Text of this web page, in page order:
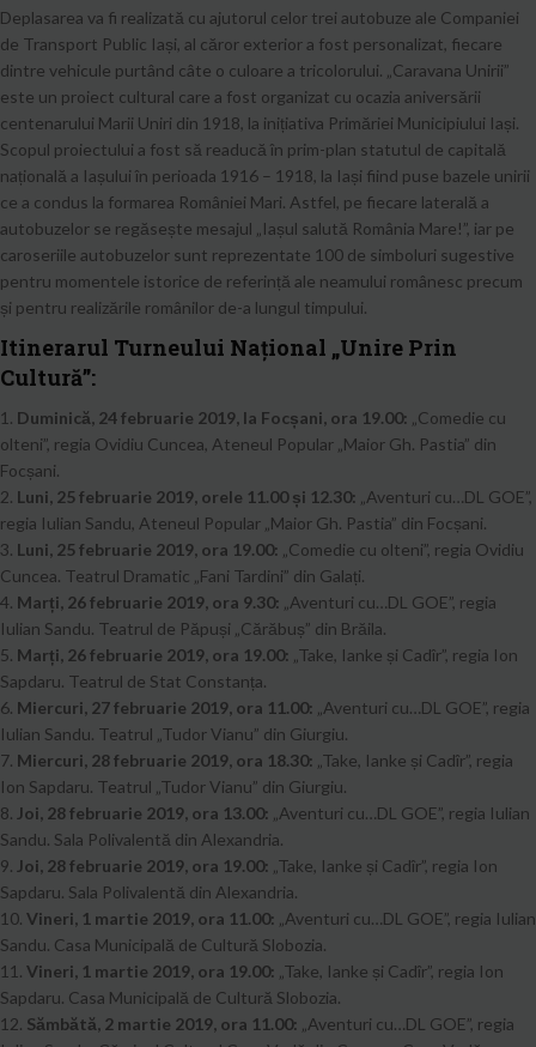
Deplasarea va fi realizată cu ajutorul celor trei autobuze ale Companiei
de Transport Public Iași, al căror exterior a fost personalizat, fiecare
dintre vehicule purtând câte o culoare a tricolorului. „Caravana Unirii”
este un proiect cultural care a fost organizat cu ocazia aniversării
centenarului Marii Uniri din 1918, la inițiativa Primăriei Municipiului Iași.
Scopul proiectului a fost să readucă în prim-plan statutul de capitală
națională a Iașului în perioada 1916 – 1918, la Iași fiind puse bazele unirii
ce a condus la formarea României Mari. Astfel, pe fiecare laterală a
autobuzelor se regăsește mesajul „Iașul salută România Mare!”, iar pe
caroseriile autobuzelor sunt reprezentate 100 de simboluri sugestive
pentru momentele istorice de referință ale neamului românesc precum
și pentru realizările românilor de-a lungul timpului.
Itinerarul Turneului Național „Unire Prin
Cultură”:
1. Duminică, 24 februarie 2019, la Focșani, ora 19.00: „Comedie cu
olteni”, regia Ovidiu Cuncea, Ateneul Popular „Maior Gh. Pastia” din
Focșani.
2. Luni, 25 februarie 2019, orele 11.00 și 12.30: „Aventuri cu…DL GOE”,
regia Iulian Sandu, Ateneul Popular „Maior Gh. Pastia” din Focșani.
3. Luni, 25 februarie 2019, ora 19.00: „Comedie cu olteni”, regia Ovidiu
Cuncea. Teatrul Dramatic „Fani Tardini” din Galați.
4. Marți, 26 februarie 2019, ora 9.30: „Aventuri cu…DL GOE”, regia
Iulian Sandu. Teatrul de Păpuși „Cărăbuș” din Brăila.
5. Marți, 26 februarie 2019, ora 19.00: „Take, Ianke și Cadîr”, regia Ion
Sapdaru. Teatrul de Stat Constanța.
6. Miercuri, 27 februarie 2019, ora 11.00: „Aventuri cu…DL GOE”, regia
Iulian Sandu. Teatrul „Tudor Vianu” din Giurgiu.
7. Miercuri, 28 februarie 2019, ora 18.30: „Take, Ianke și Cadîr”, regia
Ion Sapdaru. Teatrul „Tudor Vianu” din Giurgiu.
8. Joi, 28 februarie 2019, ora 13.00: „Aventuri cu…DL GOE”, regia Iulian
Sandu. Sala Polivalentă din Alexandria.
9. Joi, 28 februarie 2019, ora 19.00: „Take, Ianke și Cadîr”, regia Ion
Sapdaru. Sala Polivalentă din Alexandria.
10. Vineri, 1 martie 2019, ora 11.00: „Aventuri cu…DL GOE”, regia Iulian
Sandu. Casa Municipală de Cultură Slobozia.
11. Vineri, 1 martie 2019, ora 19.00: „Take, Ianke și Cadîr”, regia Ion
Sapdaru. Casa Municipală de Cultură Slobozia.
12. Sămbătă, 2 martie 2019, ora 11.00: „Aventuri cu…DL GOE”, regia